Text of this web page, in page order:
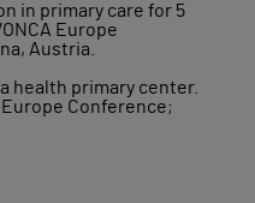
in primary care for 5
Europe
Austria.
health primary center.
Europe Conference;